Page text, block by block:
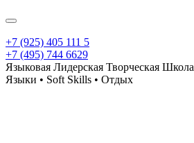
+7 (925) 405 111 5
+7 (495) 744 6629
Языковая Лидерская Творческая Школа
Языки • Soft Skills • Отдых